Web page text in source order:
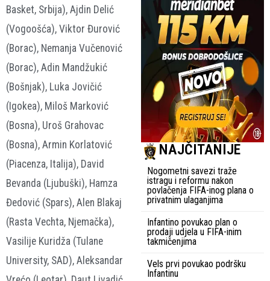
Basket, Srbija), Ajdin Delić
(Vogoošća), Viktor Đurović
(Borac), Nemanja Vučenović
(Borac), Adin Mandžukić
(Bošnjak), Luka Jovičić
(Igokea), Miloš Marković
(Bosna), Uroš Grahovac
(Bosna), Armin Korlatović
(Piacenza, Italija), David
Bevanda (Ljubuški), Hamza
Đedović (Spars), Alen Blakaj
(Rasta Vechta, Njemačka),
Vasilije Kuridža (Tulane
University, SAD), Aleksandar
NAJČITANIJE
Nogometni savezi traže
istragu i reformu nakon
povlačenja FIFA-inog plana o
privatnim ulaganjima
Infantino povukao plan o
prodaji udjela u FIFA-inim
takmičenjima
Vels prvi povukao podršku
Infantinu